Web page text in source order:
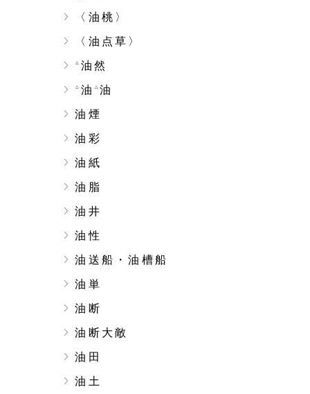
〈油桃〉
〈油点草〉
△ 油然
△ 油 △ 油
油煙
油彩
油紙
油脂
油井
油性
油送船・油槽船
油単
油断
油断大敵
油田
油土